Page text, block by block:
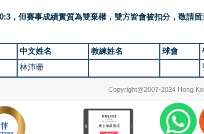
，但賽事成績實質為雙棄權，雙方皆會被扣分，敬請留
中文姓名 教練姓名 球會
林沛珊